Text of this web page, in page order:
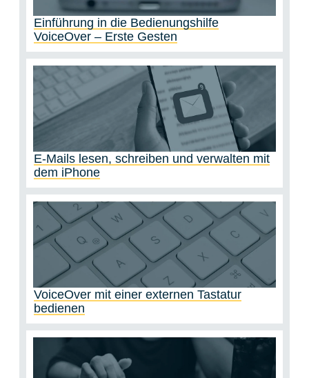
Einführung in die Bedienungshilfe
VoiceOver – Erste Gesten
E-Mails lesen, schreiben und verwalten mit
dem iPhone
VoiceOver mit einer externen Tastatur
bedienen